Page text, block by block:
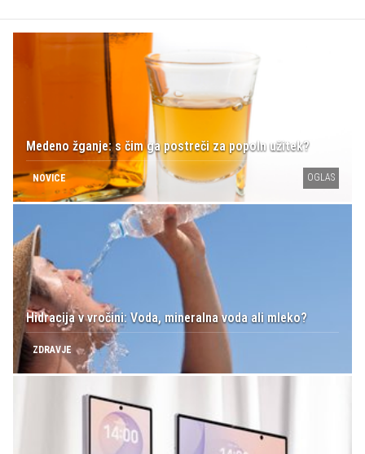
Medeno žganje: s čim ga postreči za popoln užitek?
NOVICE OGLAS
Hidracija v vročini: Voda, mineralna voda ali mleko?
ZDRAVJE